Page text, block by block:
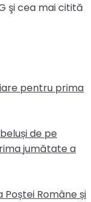
şi cea mai citită
pentru prima
de pe
jumătate a
Române și